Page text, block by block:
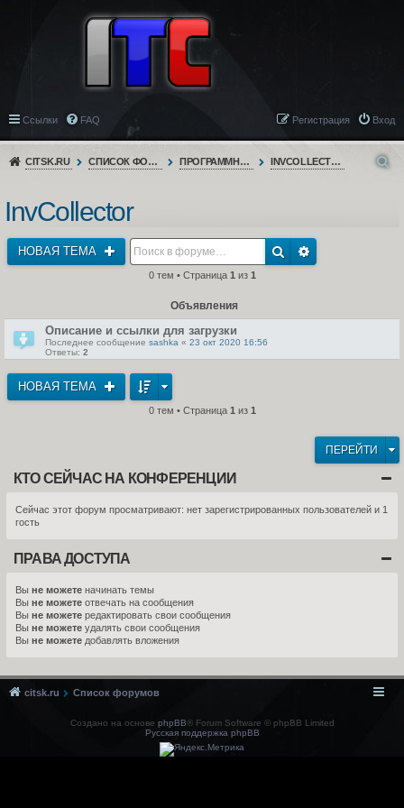
Ссылки FAQ Вход
Регистрация
CITSK.RU СПИСОК ФОРУМОВ ПРОГРАММНОЕ ОБЕСПЕЧЕНИЕ INVCOLLECTOR
InvCollector
НОВАЯ ТЕМА
0 тем • Страница 1 из 1
Объявления
Описание и ссылки для загрузки
Последнее сообщение sashka « 23 окт 2020 16:56
Ответы: 2
НОВАЯ ТЕМА
0 тем • Страница 1 из 1
ПЕРЕЙТИ
КТО СЕЙЧАС НА КОНФЕРЕНЦИИ
Сейчас этот форум просматривают: нет зарегистрированных пользователей и 1
гость
ПРАВА ДОСТУПА
Вы не можете начинать темы
Вы не можете отвечать на сообщения
Вы не можете редактировать свои сообщения
Вы не можете удалять свои сообщения
Вы не можете добавлять вложения
citsk.ru Список форумов
Создано на основе phpBB® Forum Software © phpBB Limited
Русская поддержка phpBB